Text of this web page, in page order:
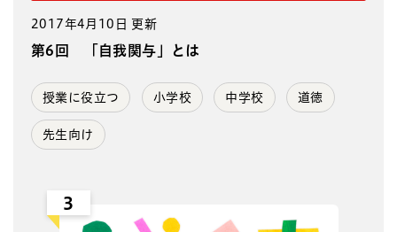
2017年4月10日 更新
第6回 「自我関与」とは
授業に役立つ 小学校 中学校 道徳
先生向け
3